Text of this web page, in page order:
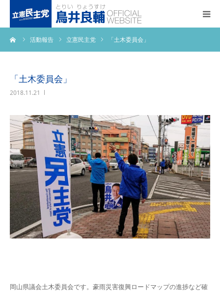
活動報告 立憲民主党 「土木委員会」
「土木委員会」
2018.11.21
岡山県議会土木委員会です。豪雨災害復興ロードマップの進捗など確
トップページ
プロフィール
事務所アクセス
活動報告